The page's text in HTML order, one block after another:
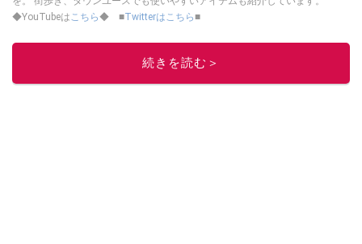
◆YouTubeは こちら◆ ■Twitterはこちら■
このイチオシストの他の記事を読む
続きを読む＞